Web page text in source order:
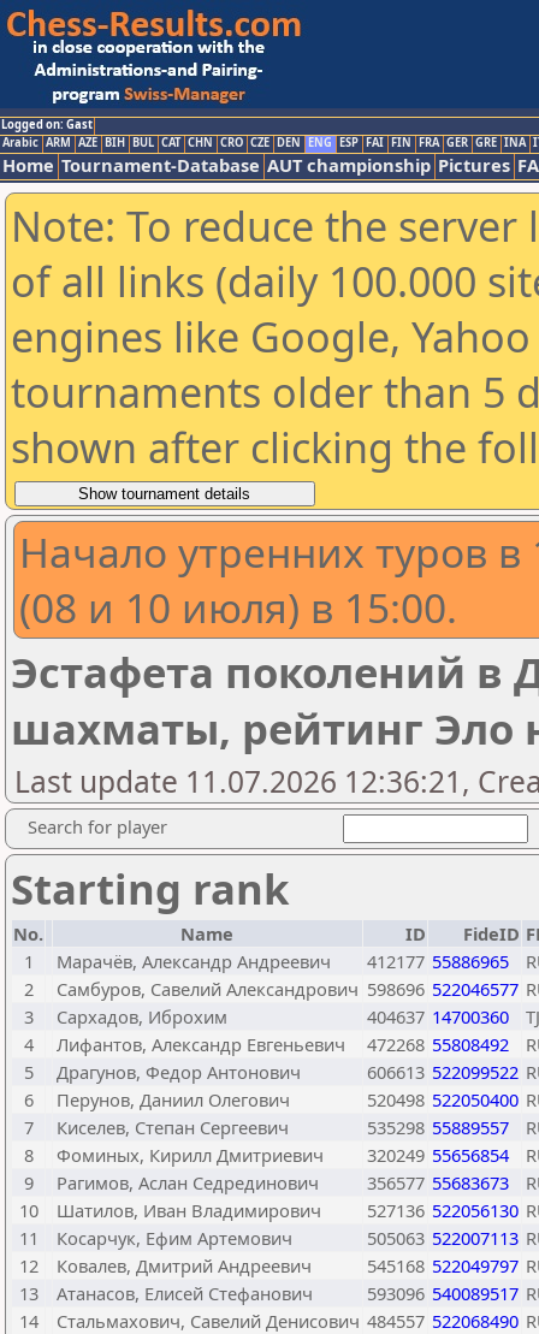
Logged on: Gast
Arabic ARM AZE BIH BUL CAT CHN CRO CZE DEN ENG ESP FAI FIN FRA GER GRE INA
Home Tournament-Database AUT championship Pictures
Note: To reduce the
of all links (daily 100.000
engines like Google,
tournaments older than 5
shown after clicking the
Начало утренних туров
(08 и 10 июля) в 15:00.
Эстафета поколений в
шахматы, рейтинг Эло
Last update 11.07.2026 12:36:21,
Search for player
Starting rank
No. Name ID FideID
1
Марачёв, Александр Андреевич 412177 55886965
2
Самбуров, Савелий Александрович 598696 522046577
3
Сархадов, Иброхим 404637 14700360
4
Лифантов, Александр Евгеньевич 472268 55808492
5
Драгунов, Федор Антонович 606613 522099522
6
Перунов, Даниил Олегович 520498 522050400
7
Киселев, Степан Сергеевич 535298 55889557
8
Фоминых, Кирилл Дмитриевич 320249 55656854
9
Рагимов, Аслан Седрединович 356577 55683673
10
Шатилов, Иван Владимирович 527136 522056130
11
Косарчук, Ефим Артемович 505063 522007113
12
Ковалев, Дмитрий Андреевич 545168 522049797
13
Атанасов, Елисей Стефанович 593096 540089517
14
Стальмахович, Савелий Денисович 484557 522068490